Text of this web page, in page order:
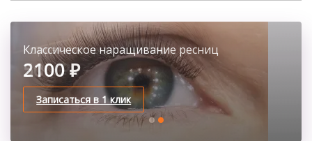
Классическое наращивание ресниц
2100 ₽
Записаться в 1 клик
Коррекция бровей нитью
500 ₽
Записаться в 1 клик